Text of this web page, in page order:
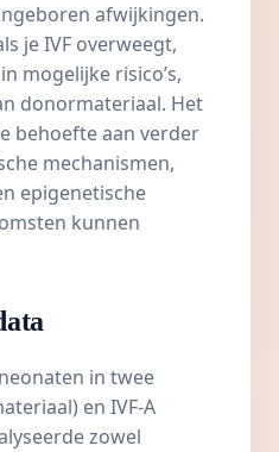
afwijkingen.
je IVF overweegt,
mogelijke risico’s,
donormateriaal. Het
behoefte aan verder
mechanismen,
epigenetische
kunnen
in twee
en IVF-A
zowel